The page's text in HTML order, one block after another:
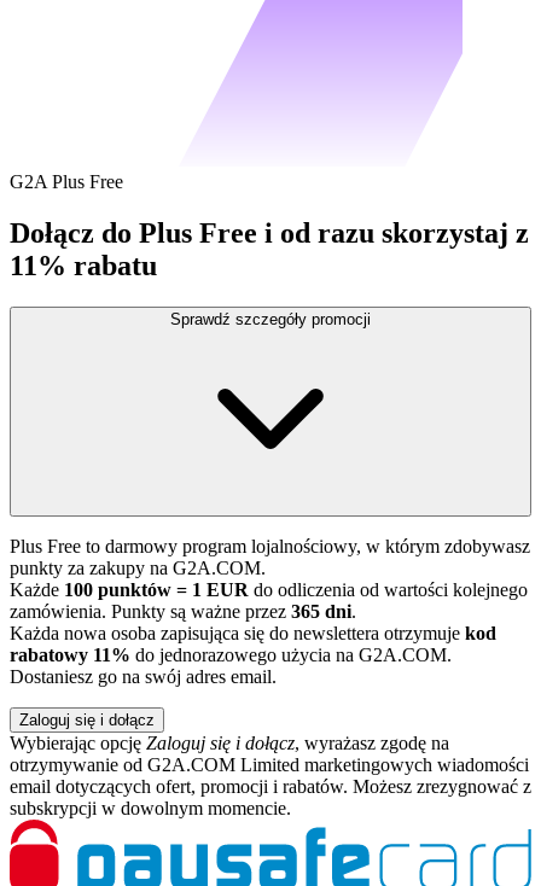
G2A Plus Free
Dołącz do Plus Free i od razu skorzystaj z
11% rabatu
Sprawdź szczegóły promocji
Plus Free to darmowy program lojalnościowy, w którym zdobywasz
punkty za zakupy na G2A.COM.
Każde 100 punktów = 1 EUR do odliczenia od wartości kolejnego
zamówienia. Punkty są ważne przez 365 dni.
Każda nowa osoba zapisująca się do newslettera otrzymuje kod
rabatowy 11% do jednorazowego użycia na G2A.COM.
Dostaniesz go na swój adres email.
Zaloguj się i dołącz
Wybierając opcję Zaloguj się i dołącz, wyrażasz zgodę na
otrzymywanie od G2A.COM Limited marketingowych wiadomości
email dotyczących ofert, promocji i rabatów. Możesz zrezygnować z
subskrypcji w dowolnym momencie.